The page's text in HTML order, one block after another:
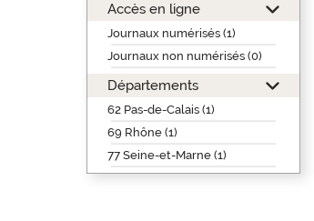
Accès en ligne
Journaux numérisés (1)
Journaux non numérisés (0)
Départements
62 Pas-de-Calais (1)
69 Rhône (1)
77 Seine-et-Marne (1)